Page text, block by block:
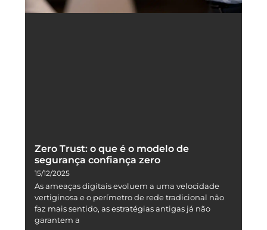
Zero Trust: o que é o modelo de
segurança confiança zero​
15/12/2025
As ameaças digitais evoluem a uma velocidade
vertiginosa e o perímetro de rede tradicional não
faz mais sentido, as estratégias antigas já não
garantem a